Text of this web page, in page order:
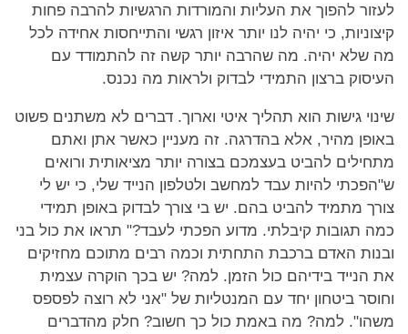
לעזור להפוך את העליות והמורדות הרגשיות להרבה פחות
קיצוניות, כי יהיה לנו יותר איזון רגשי והתייחסות אחידה לכל
מה שלא יהיה. מה שהרבה יותר קשה זה להתמודד עם
העיסוק ברצון התמידי לבדוק ולראות מה נכנס.
שינוי גישות הוא תהליך איטי וארוך. דברים לא משתנים פשוט
באופן מהיר, אלא בהדרגה. זה מעניין כאשר אתן ואתם
מתחילים להביט בעצמכם בצורה יותר מציאותית ורואים
ש"הפכתי להיות עבד למחשב ולטלפון הנייד שלי, כי יש לי
צורך מתמיד להביט בהם. יש בי צורך לבדוק באופן תמידי
כמה תגובות קיבלתי. מדוע הפכתי לעבד?" תראו את כול בני
ובנות האדם ברכבת התחתית וכמה רבים מתוכם מחזיקים
את הנייד בידיהם כול הזמן. למה? יש בכך הוקרה עצמית
וחוסר ביטחון יחד עם המנטליות של "אני לא רוצה לפספס
משהו". למה? מה באמת כול כך חשוב? חלק מהדברים